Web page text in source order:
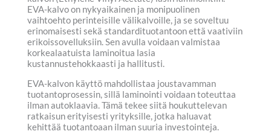
EVA-kalvo on nykyaikainen ja monipuolinen
vaihtoehto perinteisille välikalvoille, ja se soveltuu
erinomaisesti sekä standardituotantoon että vaativiin
erikoissovelluksiin. Sen avulla voidaan valmistaa
korkealaatuista laminoitua lasia
kustannustehokkaasti ja hallitusti.
EVA-kalvon käyttö mahdollistaa joustavamman
tuotantoprosessin, sillä laminointi voidaan toteuttaa
ilman autoklaavia. Tämä tekee siitä houkuttelevan
ratkaisun erityisesti yrityksille, jotka haluavat
kehittää tuotantoaan ilman suuria investointeja.